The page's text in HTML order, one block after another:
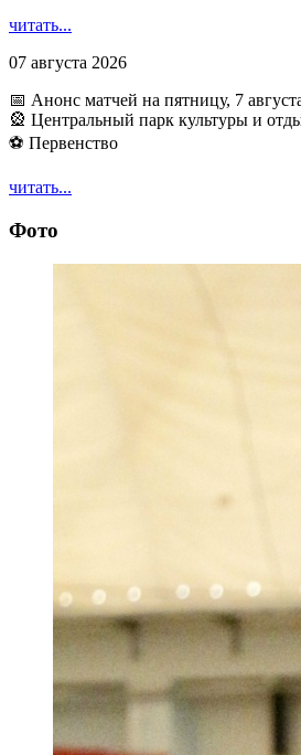
читать...
07 августа 2026
📅 Анонс матчей на пятницу, 7
🎡 Центральный парк культуры и
⚽ Первенство
читать...
Фото